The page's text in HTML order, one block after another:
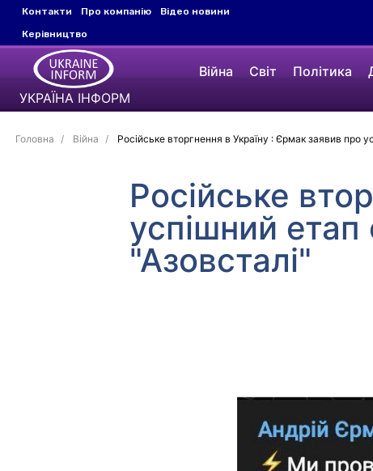
Контакти Про компанію
Відео новини
Керівництво
УКРАЇНА ІНФОРМ
Війна Світ Політика
Головна Війна Російське вторгнення в Україну : Єрмак заявив про
Російське
успішний етап
"Азовсталі"